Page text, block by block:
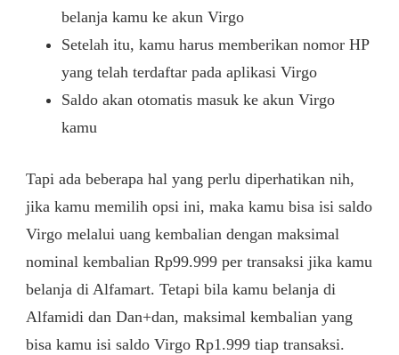
belanja kamu ke akun Virgo
Setelah itu, kamu harus memberikan nomor HP
yang telah terdaftar pada aplikasi Virgo
Saldo akan otomatis masuk ke akun Virgo
kamu
Tapi ada beberapa hal yang perlu diperhatikan nih,
jika kamu memilih opsi ini, maka kamu bisa isi saldo
Virgo melalui uang kembalian dengan maksimal
nominal kembalian Rp99.999 per transaksi jika kamu
belanja di Alfamart. Tetapi bila kamu belanja di
Alfamidi dan Dan+dan, maksimal kembalian yang
bisa kamu isi saldo Virgo Rp1.999 tiap transaksi.